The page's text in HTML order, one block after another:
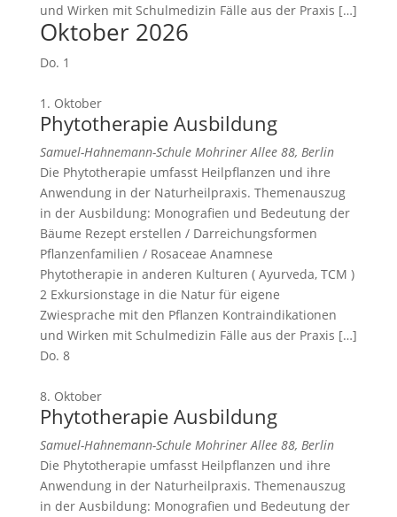
und Wirken mit Schulmedizin Fälle aus der Praxis […]
Oktober 2026
Do. 1
1. Oktober
Phytotherapie Ausbildung
Samuel-Hahnemann-Schule Mohriner Allee 88, Berlin
Die Phytotherapie umfasst Heilpflanzen und ihre
Anwendung in der Naturheilpraxis. Themenauszug
in der Ausbildung: Monografien und Bedeutung der
Bäume Rezept erstellen / Darreichungsformen
Pflanzenfamilien / Rosaceae Anamnese
Phytotherapie in anderen Kulturen ( Ayurveda, TCM )
2 Exkursionstage in die Natur für eigene
Zwiesprache mit den Pflanzen Kontraindikationen
und Wirken mit Schulmedizin Fälle aus der Praxis […]
Do. 8
8. Oktober
Phytotherapie Ausbildung
Samuel-Hahnemann-Schule Mohriner Allee 88, Berlin
Die Phytotherapie umfasst Heilpflanzen und ihre
Anwendung in der Naturheilpraxis. Themenauszug
in der Ausbildung: Monografien und Bedeutung der